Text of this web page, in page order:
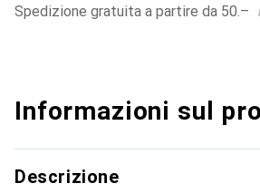
Spedizione gratuita a partire da 50.–
Informazioni sul
Descrizione